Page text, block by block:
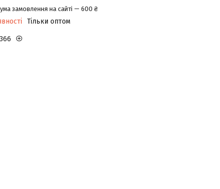
замовлення на сайті — 600 ₴
Тільки оптом